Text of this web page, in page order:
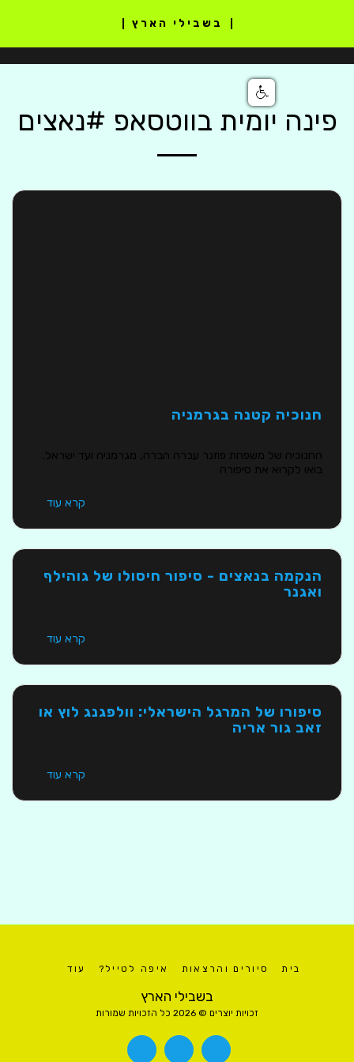
בשבילי הארץ
פינה יומית בווטסאפ #נאצים
חנוכיה קטנה בגרמניה
החנוכיה של משפחת פוזנר עברה הברה, מגרמניה ועד ישראל.
בואו לקרוא את סיפורה
קרא עוד
הנקמה בנאצים - סיפור חיסולו של גוהילף
ואגנר
קרא עוד
סיפורו של המרגל הישראלי: וולפגנג לוץ או
זאב גור אריה
קרא עוד
בשבילי הארץ
זכויות יוצרים © 2026 כל הזכויות שמורות
בית סיורים והרצאות איפה לטייל? עוד